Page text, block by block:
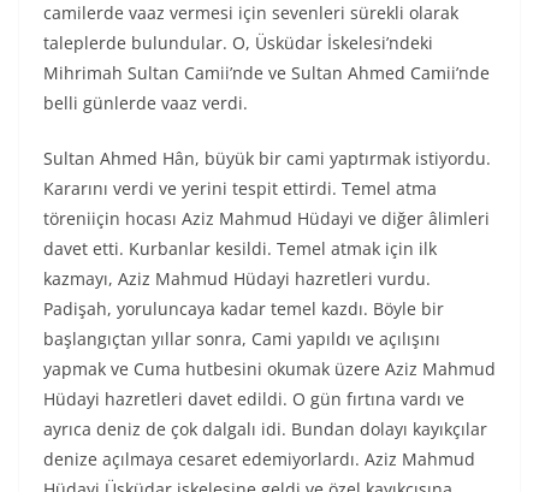
camilerde vaaz vermesi için sevenleri sürekli olarak
taleplerde bulundular. O, Üsküdar İskelesi’ndeki
Mihrimah Sultan Camii’nde ve Sultan Ahmed Camii’nde
belli günlerde vaaz verdi.
Sultan Ahmed Hân, büyük bir cami yaptırmak istiyordu.
Kararını verdi ve yerini tespit ettirdi. Temel atma
töreniiçin hocası Aziz Mahmud Hüdayi ve diğer âlimleri
davet etti. Kurbanlar kesildi. Temel atmak için ilk
kazmayı, Aziz Mahmud Hüdayi hazretleri vurdu.
Padişah, yoruluncaya kadar temel kazdı. Böyle bir
başlangıçtan yıllar sonra, Cami yapıldı ve açılışını
yapmak ve Cuma hutbesini okumak üzere Aziz Mahmud
Hüdayi hazretleri davet edildi. O gün fırtına vardı ve
ayrıca deniz de çok dalgalı idi. Bundan dolayı kayıkçılar
denize açılmaya cesaret edemiyorlardı. Aziz Mahmud